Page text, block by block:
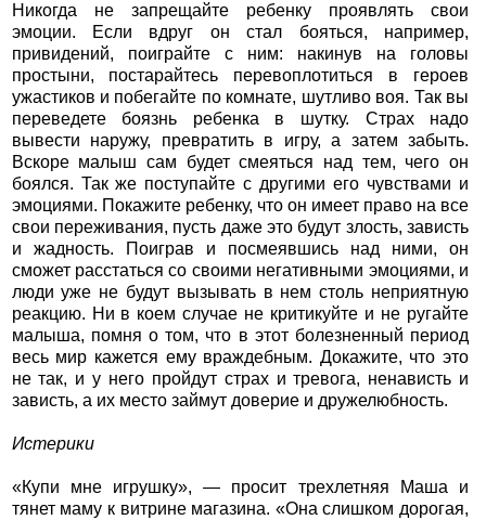
Никогда не запрещайте ребенку проявлять свои
эмоции. Если вдруг он стал бояться, например,
привидений, поиграйте с ним: накинув на головы
простыни, постарайтесь перевоплотиться в героев
ужастиков и побегайте по комнате, шутливо воя. Так вы
переведете боязнь ребенка в шутку. Страх надо
вывести наружу, превратить в игру, а затем забыть.
Вскоре малыш сам будет смеяться над тем, чего он
боялся. Так же поступайте с другими его чувствами и
эмоциями. Покажите ребенку, что он имеет право на все
свои переживания, пусть даже это будут злость, зависть
и жадность. Поиграв и посмеявшись над ними, он
сможет расстаться со своими негативными эмоциями, и
люди уже не будут вызывать в нем столь неприятную
реакцию. Ни в коем случае не критикуйте и не ругайте
малыша, помня о том, что в этот болезненный период
весь мир кажется ему враждебным. Докажите, что это
не так, и у него пройдут страх и тревога, ненависть и
зависть, а их место займут доверие и дружелюбность.
Истерики
«Купи мне игрушку», — просит трехлетняя Маша и
тянет маму к витрине магазина. «Она слишком дорогая,